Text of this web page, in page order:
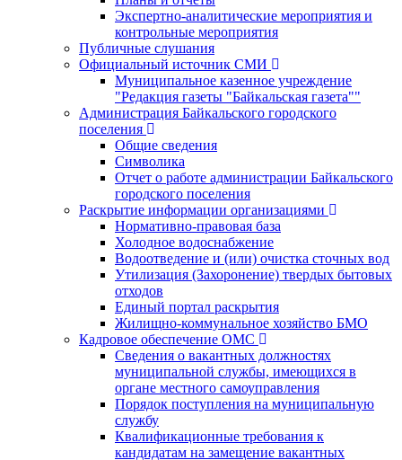
Экспертно-аналитические мероприятия и
контрольные мероприятия
Публичные слушания
Официальный источник СМИ
Муниципальное казенное учреждение
"Редакция газеты "Байкальская газета""
Администрация Байкальского городского
поселения
Общие сведения
Символика
Отчет о работе администрации Байкальского
городского поселения
Раскрытие информации организациями
Нормативно-правовая база
Холодное водоснабжение
Водоотведение и (или) очистка сточных вод
Утилизация (Захоронение) твердых бытовых
отходов
Единый портал раскрытия
Жилищно-коммунальное хозяйство БМО
Кадровое обеспечение ОМС
Сведения о вакантных должностях
муниципальной службы, имеющихся в
органе местного самоуправления
Порядок поступления на муниципальную
службу
Квалификационные требования к
кандидатам на замещение вакантных